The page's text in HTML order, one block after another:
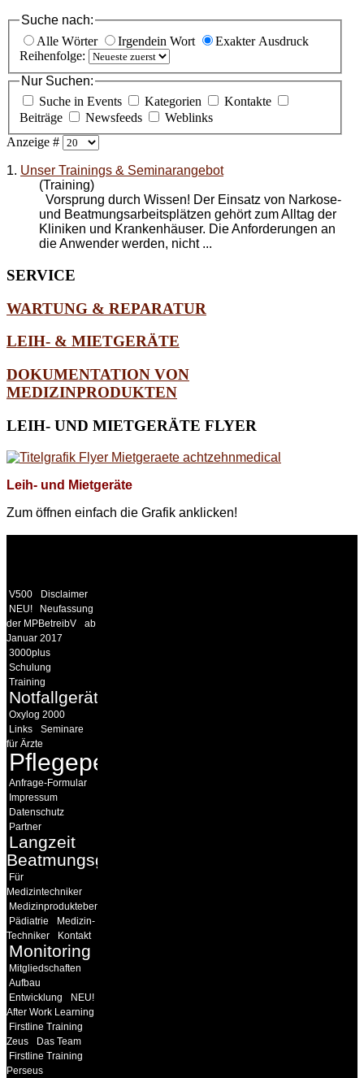
Suche nach:
Alle Wörter
Irgendein Wort
Exakter Ausdruck
Reihenfolge:
Nur Suchen:
Suche in Events
Kategorien
Kontakte
Beiträge
Newsfeeds
Weblinks
Anzeige #
1. Unser Trainings & Seminarangebot
(Training)
Vorsprung durch Wissen! Der Einsatz von Narkose-
und Beatmungsarbeitsplätzen gehört zum Alltag der
Kliniken und Krankenhäuser. Die Anforderungen an
die Anwender werden, nicht ...
SERVICE
WARTUNG & REPARATUR
LEIH- & MIETGERÄTE
DOKUMENTATION VON
MEDIZINPRODUKTEN
LEIH- UND MIETGERÄTE FLYER
Leih- und Mietgeräte
Zum öffnen einfach die Grafik anklicken!
V500
Disclaimer
NEU!
Neufassung
der MPBetreibV
ab
Januar 2017
3000plus
Schulung
Training
Notfallgeräte
Oxylog 2000
Links
Seminare
für Ärzte
Pflegepersonal
Anfrage-Formular
Impressum
Datenschutz
Partner
Langzeit
Beatmungsgeräte
Für
Medizintechniker
Medizinprodukteberater
Pädiatrie
Medizin-
Techniker
Kontakt
Monitoring
Mitgliedschaften
Aufbau
Entwicklung
NEU!
After Work Learning
Firstline Training
Zeus
Das Team
Firstline Training
Perseus